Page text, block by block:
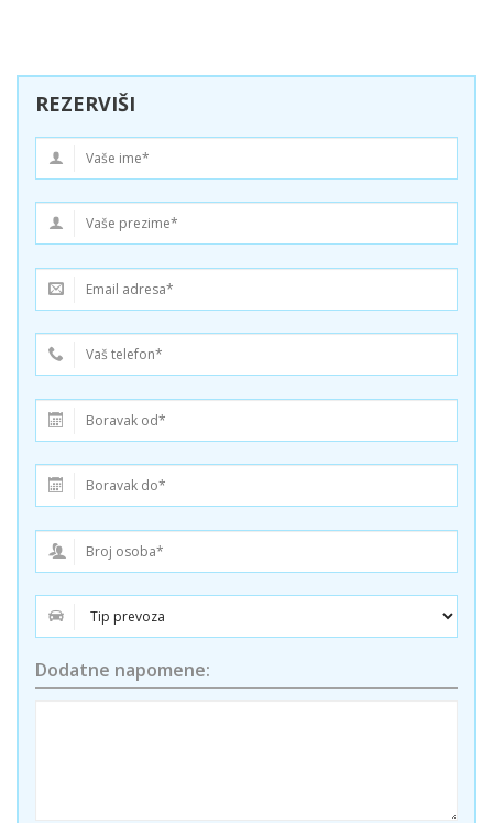
REZERVIŠI
Dodatne napomene: